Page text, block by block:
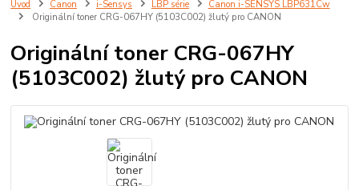
Úvod Canon i-Sensys LBP série
Canon i-SENSYS LBP631Cw
Originální toner CRG-067HY (5103C002) žlutý pro CANON
Originální toner CRG-067HY
(5103C002) žlutý pro CANON